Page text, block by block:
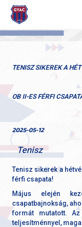
TENISZ SIKEREK A
OB II-ES FÉRFI
2025-05-12
Tenisz
Tenisz sikerek a
férfi csapata!
Május elején
csapatbajnokság,
formát mutatott.
teljesítménnyel,